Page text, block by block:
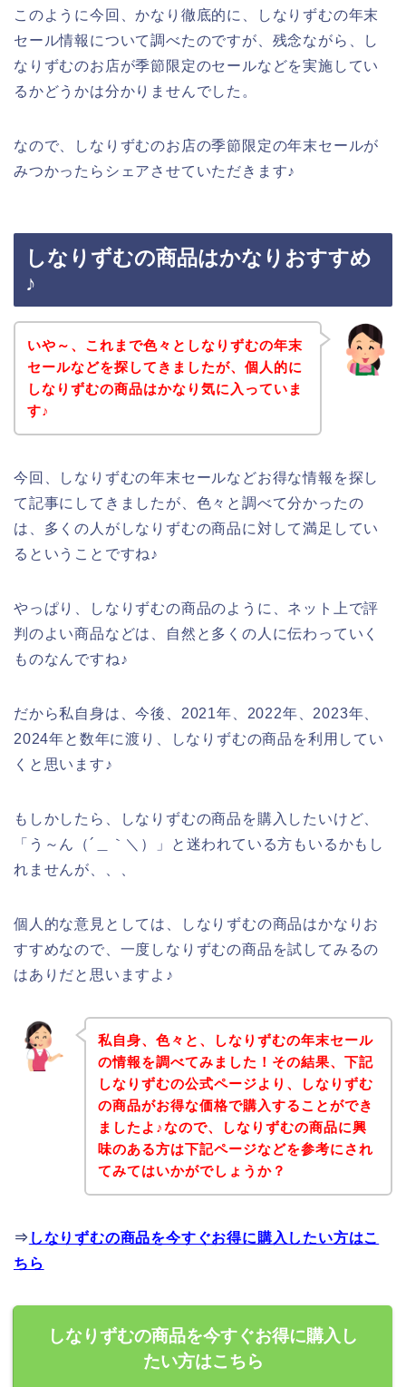
このように今回、かなり徹底的に、しなりずむの年末
セール情報について調べたのですが、残念ながら、し
なりずむのお店が季節限定のセールなどを実施してい
るかどうかは分かりませんでした。
なので、しなりずむのお店の季節限定の年末セールが
みつかったらシェアさせていただきます♪
しなりずむの商品はかなりおすすめ
♪
いや～、これまで色々としなりずむの年末
セールなどを探してきましたが、個人的に
しなりずむの商品はかなり気に入っていま
す♪
今回、しなりずむの年末セールなどお得な情報を探し
て記事にしてきましたが、色々と調べて分かったの
は、多くの人がしなりずむの商品に対して満足してい
るということですね♪
やっぱり、しなりずむの商品のように、ネット上で評
判のよい商品などは、自然と多くの人に伝わっていく
ものなんですね♪
だから私自身は、今後、2021年、2022年、2023年、
2024年と数年に渡り、しなりずむの商品を利用してい
くと思います♪
もしかしたら、しなりずむの商品を購入したいけど、
「う～ん（´＿｀＼）」と迷われている方もいるかもし
れませんが、、、
個人的な意見としては、しなりずむの商品はかなりお
すすめなので、一度しなりずむの商品を試してみるの
はありだと思いますよ♪
私自身、色々と、しなりずむの年末セール
の情報を調べてみました！その結果、下記
しなりずむの公式ページより、しなりずむ
の商品がお得な価格で購入することができ
ましたよ♪なので、しなりずむの商品に興
味のある方は下記ページなどを参考にされ
てみてはいかがでしょうか？
⇒ しなりずむの商品を今すぐお得に購入したい方はこ
ちら
しなりずむの商品を今すぐお得に購入し
たい方はこちら